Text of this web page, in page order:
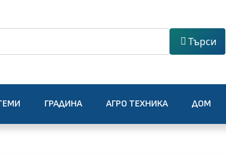
Търси
ГРАДИНА АГРО ТЕХНИКА ДОМ